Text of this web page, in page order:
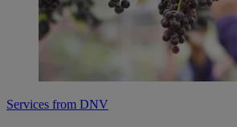
Services from DNV